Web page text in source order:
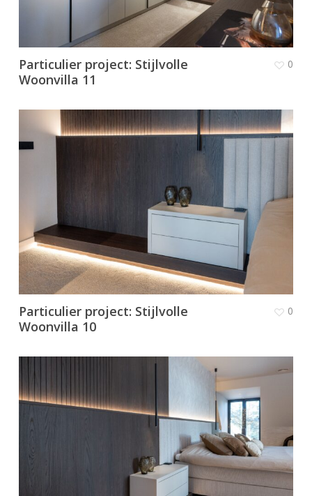
Particulier project: Stijlvolle
Woonvilla 11
0
Particulier project: Stijlvolle
Woonvilla 10
0